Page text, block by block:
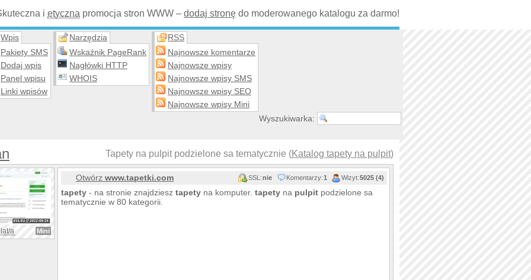
i etyczna promocja stron WWW – dodaj stronę do moderowanego katalogu za darmo!
Wpis
Pakiety SMS
Dodaj wpis
Panel wpisu
Linki wpisów
Narzędzia
Wskaźnik PageRank
Nagłówki HTTP
WHOIS
RSS
Najnowsze komentarze
Najnowsze wpisy
Najnowsze wpisy SMS
Najnowsze wpisy SEO
Najnowsze wpisy Mini
Wyszukiwarka:
Tapety na pulpit podzielone sa tematycznie (Katalog tapety na pulpit)
a Mini
Otwórz www.tapetki.com SSL:nie Komentarzy:1 Wizyt:5025 (4)
tapety - na stronie znajdziesz tapety na komputer. tapety na pulpit podzielone sa
tematycznie w 80 kategorii.